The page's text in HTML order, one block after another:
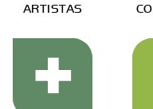
ARTISTAS